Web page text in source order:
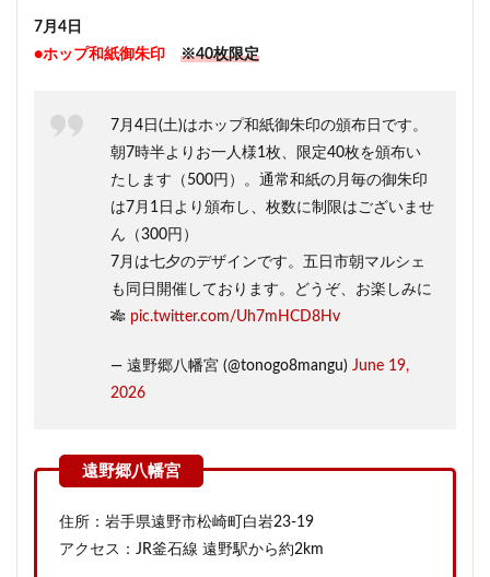
7月4日
●ホップ和紙御朱印
※40枚限定
7月4日(土)はホップ和紙御朱印の頒布日です。
朝7時半よりお一人様1枚、限定40枚を頒布い
たします（500円）。通常和紙の月毎の御朱印
は7月1日より頒布し、枚数に制限はございませ
ん（300円）
7月は七夕のデザインです。五日市朝マルシェ
も同日開催しております。どうぞ、お楽しみに
🎋 pic.twitter.com/Uh7mHCD8Hv
— 遠野郷八幡宮 (@tonogo8mangu) June 19,
2026
住所：岩手県遠野市松崎町白岩23-19
アクセス：JR釜石線 遠野駅から約2km